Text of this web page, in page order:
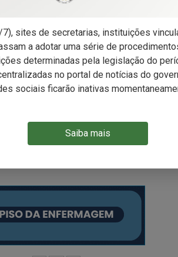
sites de secretarias, instituições
a adotar uma série de
determinadas pela legislação do
no portal de notícias do
sociais ficarão inativas
Saiba mais
Hospitais